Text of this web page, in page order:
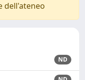
dell'ateneo
ND